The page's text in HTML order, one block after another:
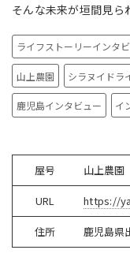
そんな未来が垣間見ら
ライフストーリーインタ
山上農園 シラヌイドラ
鹿児島インタビュー イ
屋号 山上農園
URL https://
住所 鹿児島県